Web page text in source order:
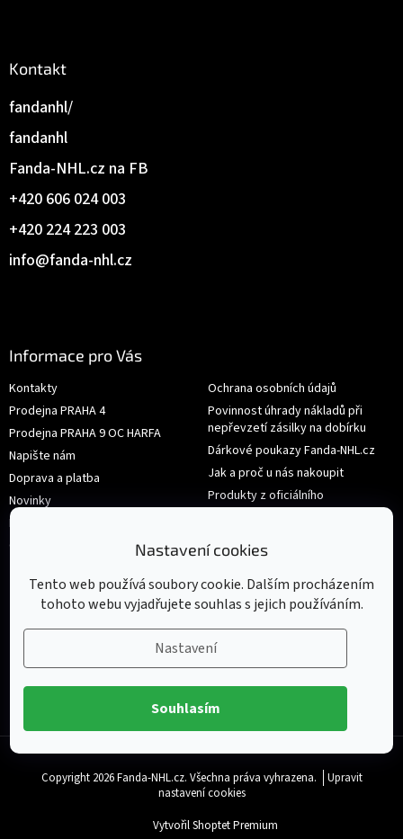
Nastavení cookies
Tento web používá soubory cookie. Dalším procházením
tohoto webu vyjadřujete souhlas s jejich používáním.
Nastavení
Souhlasím
Kontakt
info@fanda-nhl.cz
+420 224 223 003
+420 606 024 003
Fanda-NHL.cz na FB
fandanhl
fandanhl/
Informace pro Vás
Kontakty
Prodejna PRAHA 4
Prodejna PRAHA 9 OC HARFA
Napište nám
Doprava a platba
Novinky
Hodnocení obchodu
Obchodní podmínky
Ochrana osobních údajů
Povinnost úhrady nákladů při
nepřevzetí zásilky na dobírku
Dárkové poukazy Fanda-NHL.cz
Jak a proč u nás nakoupit
Produkty z oficiálního
shop.nhl.com
Výměna nebo vrácení zboží
Vytvořil Shoptet Premium
Copyright 2026Fanda-NHL.cz. Všechna práva vyhrazena.
Upravit
nastavení cookies